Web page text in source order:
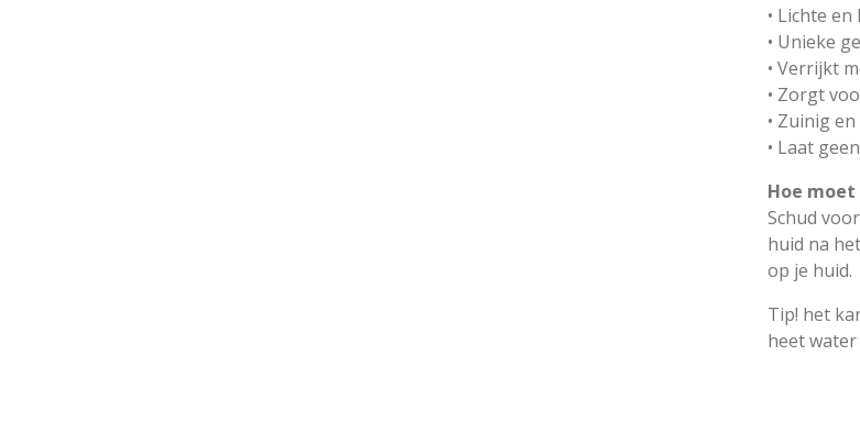
• Lichte
• Unieke
• Verrijkt
• Zorgt
• Zuinig
• Laat
Hoe
Schud
huid na
op je huid.
Tip! het
heet